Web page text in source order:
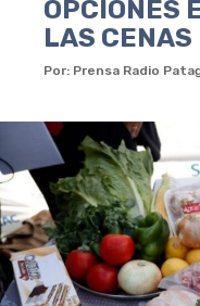
OPCIONES
LAS CENAS
Por: Prensa Radio